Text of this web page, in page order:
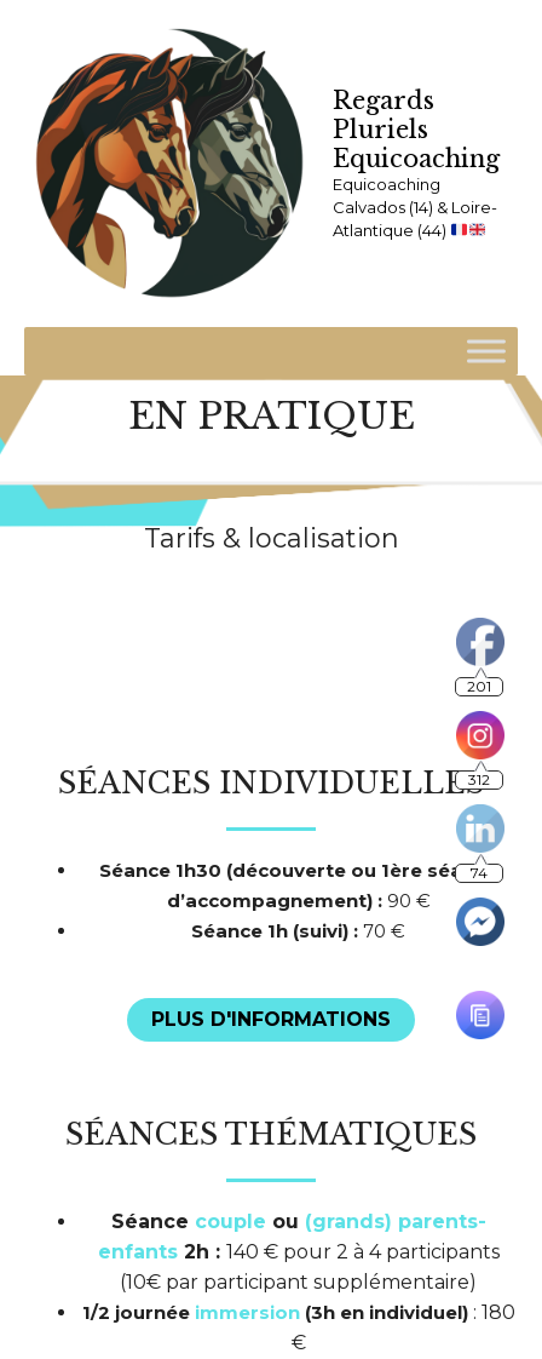
Regards
Pluriels
Equicoaching
Equicoaching
Calvados (14) & Loire-
Atlantique (44)
EN PRATIQUE
Tarifs & localisation
SÉANCES INDIVIDUELLES
Séance 1h30 (découverte ou 1ère séance
d’accompagnement) : 90 €
Séance 1h (suivi) : 70 €
PLUS D'INFORMATIONS
SÉANCES THÉMATIQUES
Séance couple ou (grands) parents-
enfants2h : 140 € pour 2 à 4 participants
(10€ par participant supplémentaire)
1/2 journée immersion(3h en individuel) : 180
€
201
312
74